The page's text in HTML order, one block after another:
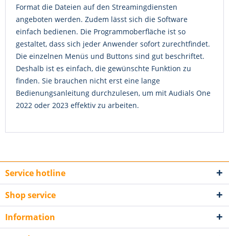
Format die Dateien auf den Streamingdiensten
angeboten werden. Zudem lässt sich die Software
einfach bedienen. Die Programmoberfläche ist so
gestaltet, dass sich jeder Anwender sofort zurechtfindet.
Die einzelnen Menüs und Buttons sind gut beschriftet.
Deshalb ist es einfach, die gewünschte Funktion zu
finden. Sie brauchen nicht erst eine lange
Bedienungsanleitung durchzulesen, um mit Audials One
2022 oder 2023 effektiv zu arbeiten.
Service hotline
Shop service
Information